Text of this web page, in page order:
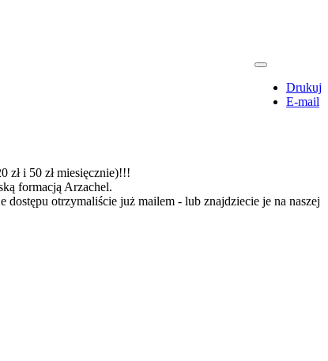
Drukuj
E-mail
zł i 50 zł miesięcznie)!!!
formacją Arzachel.
otrzymaliście już mailem - lub znajdziecie je na naszej